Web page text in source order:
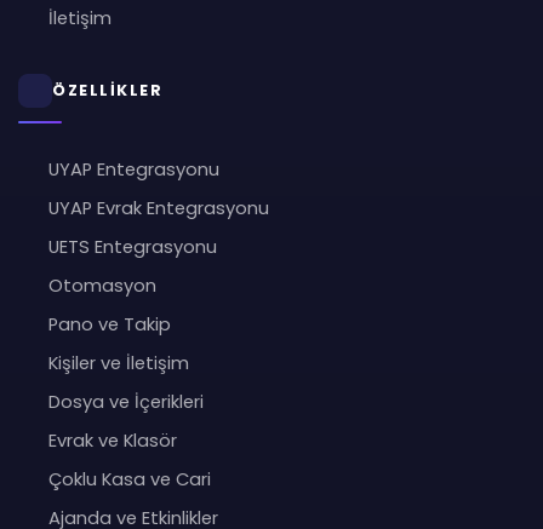
İletişim
ÖZELLİKLER
UYAP Entegrasyonu
UYAP Evrak Entegrasyonu
UETS Entegrasyonu
Otomasyon
Pano ve Takip
Kişiler ve İletişim
Dosya ve İçerikleri
Evrak ve Klasör
Çoklu Kasa ve Cari
Ajanda ve Etkinlikler